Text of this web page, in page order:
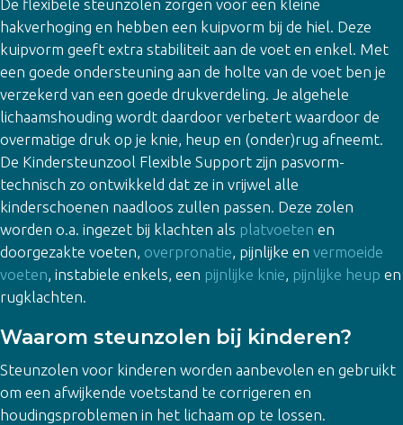
De flexibele steunzolen zorgen voor een kleine
hakverhoging en hebben een kuipvorm bij de hiel. Deze
kuipvorm geeft extra stabiliteit aan de voet en enkel. Met
een goede ondersteuning aan de holte van de voet ben je
verzekerd van een goede drukverdeling. Je algehele
lichaamshouding wordt daardoor verbetert waardoor de
overmatige druk op je knie, heup en (onder)rug afneemt.
De Kindersteunzool Flexible Support zijn pasvorm-
technisch zo ontwikkeld dat ze in vrijwel alle
kinderschoenen naadloos zullen passen. Deze zolen
worden o.a. ingezet bij klachten als platvoeten en
doorgezakte voeten, overpronatie, pijnlijke en vermoeide
voeten, instabiele enkels, een pijnlijke knie, pijnlijke heup en
rugklachten.
Waarom steunzolen bij kinderen?
Steunzolen voor kinderen worden aanbevolen en gebruikt
om een afwijkende voetstand te corrigeren en
houdingsproblemen in het lichaam op te lossen.